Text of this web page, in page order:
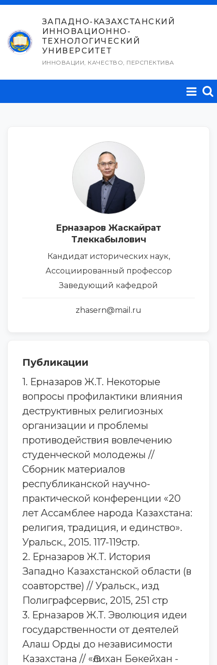
Перейти
содержимому
ЗАПАДНО-КАЗАХСТАНСКИЙ
ИННОВАЦИОННО-
ТЕХНОЛОГИЧЕСКИЙ
УНИВЕРСИТЕТ
ИННОВАЦИИ, КАЧЕСТВО, ПЕРСПЕКТИВА
Ерназаров Жаскайрат
Тлеккабылович
Кандидат исторических наук,
Ассоциированный профессор
Заведующий кафедрой
zhasern@mail.ru
Публикации
1. Ерназаров Ж.Т. Некоторые
вопросы профилактики влияния
деструктивных религиозных
организации и проблемы
противодействия вовлечению
студенческой молодежы //
Сборник материалов
республиканской научно-
практической конференции «20
лет Ассамблее народа Казахстана:
религия, традиция, и единство».
Уральск., 2015. 117-119стр.
2. Ерназаров Ж.Т. История
Западно Казахстанской области (в
соавторстве) // Уральск., изд
Полиграфсервис, 2015, 251 стр
3. Ерназаров Ж.Т. Эволюция идеи
государственности от деятелей
Алаш Орды до независимости
Казахстана // «Әлихан Бөкейхан -